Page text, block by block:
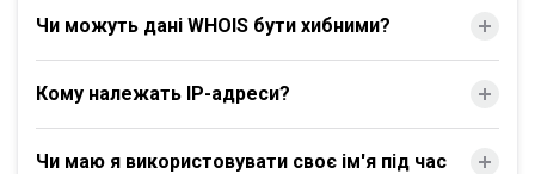
Чи можуть дані WHOIS бути хибними?
Кому належать IP-адреси?
Чи маю я використовувати своє ім'я під час